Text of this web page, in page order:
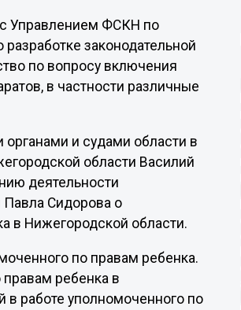
с Управлением ФСКН по
законодательной
по вопросу включения
в частности различные
и судами области в
области Василий
деятельности
Павла Сидорова о
в Нижегородской области.
по правам ребенка.
ребенка в
работе уполномоченного по